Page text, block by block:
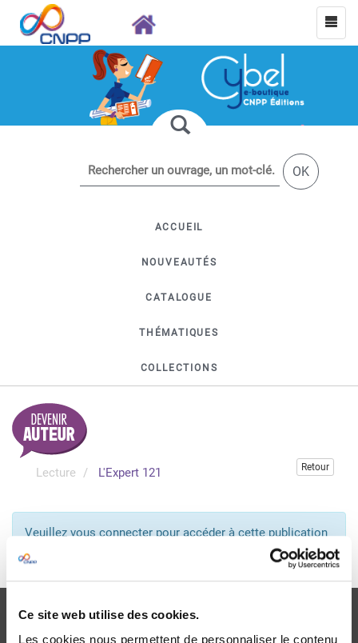
Ce site web utilise des cookies.
Les cookies nous permettent de personnaliser le contenu
OK
ACCUEIL
NOUVEAUTÉS
CATALOGUE
THÉMATIQUES
COLLECTIONS
Lecture L'Expert 121 Retour
Veuillez vous connecter pour accéder à cette publication